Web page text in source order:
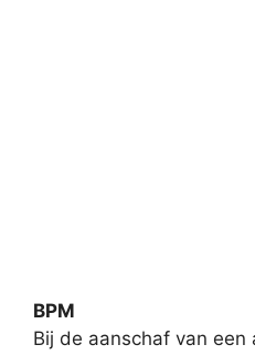
BPM
Bij de aanschaf van een